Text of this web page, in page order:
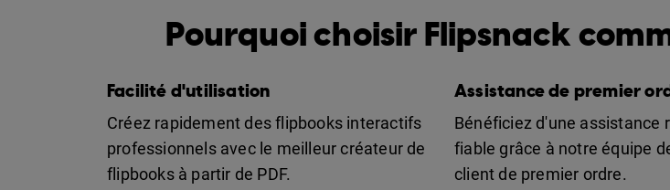
Pourquoi choisir Flipsnack
Facilité d'utilisation
Créez rapidement des flipbooks interactifs
professionnels avec le meilleur créateur de
flipbooks à partir de PDF.
Assistance de premier
Bénéficiez d'une assistance
fiable grâce à notre équipe
client de premier ordre.